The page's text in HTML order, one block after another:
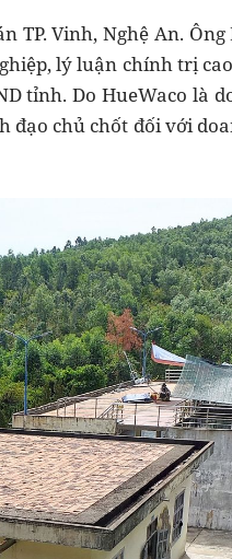
TP. Vinh, Nghệ An.
lý luận chính trị
tỉnh. Do HueWaco là
đạo chủ chốt đối với